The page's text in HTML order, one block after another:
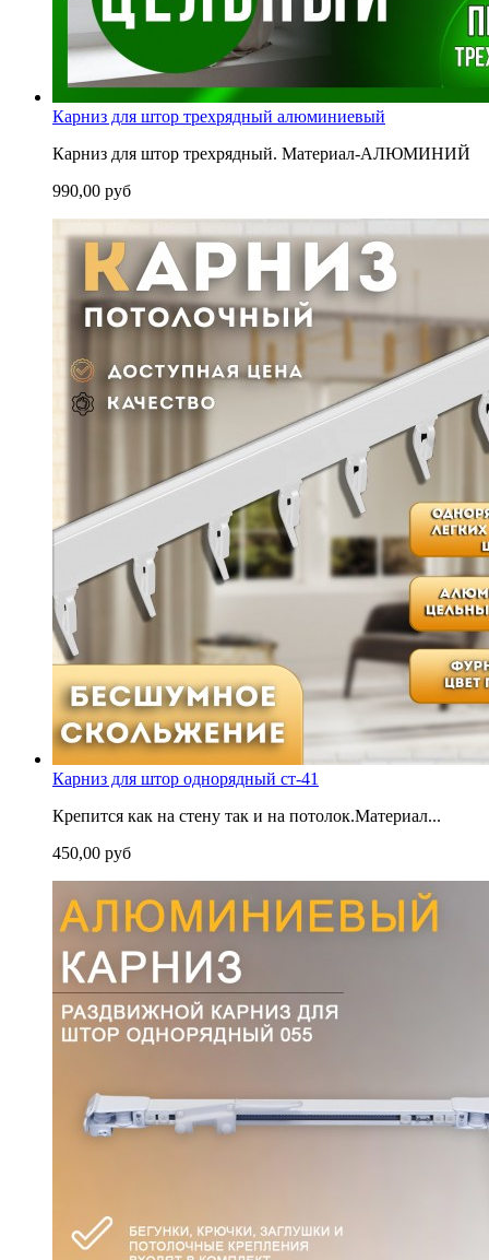
Карниз для штор трехрядный алюминиевый
Карниз для штор трехрядный. Материал-АЛЮМИНИЙ
990,00 руб
Карниз для штор однорядный ст-41
Крепится как на стену так и на потолок.Материал...
450,00 руб